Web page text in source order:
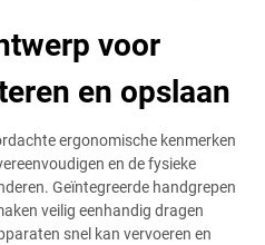
voor
en opslaan
ergonomische kenmerken
en de fysieke
Geïntegreerde handgrepen
veilig eenhandig dragen
snel kan vervoeren en